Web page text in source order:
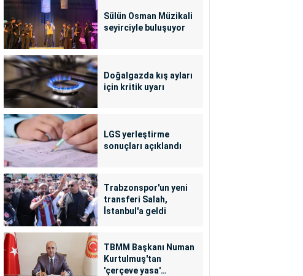
Sülün Osman Müzikali
seyirciyle buluşuyor
Doğalgazda kış ayları
için kritik uyarı
LGS yerleştirme
sonuçları açıklandı
Trabzonspor'un yeni
transferi Salah,
İstanbul'a geldi
TBMM Başkanı Numan
Kurtulmuş'tan
'çerçeve yasa'